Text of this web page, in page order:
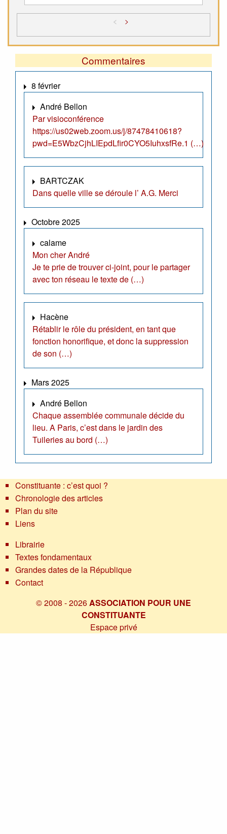
< >
Commentaires
8 février
André Bellon
Par visioconférence
https://us02web.zoom.us/j/87478410618?
pwd=E5WbzCjhLIEpdLfir0CYO5IuhxsfRe.1 (…)
BARTCZAK
Dans quelle ville se déroule l’ A.G. Merci
Octobre 2025
calame
Mon cher André
Je te prie de trouver ci-joint, pour le partager
avec ton réseau le texte de (…)
Hacène
Rétablir le rôle du président, en tant que
fonction honorifique, et donc la suppression
de son (…)
Mars 2025
André Bellon
Chaque assemblée communale décide du
lieu. A Paris, c’est dans le jardin des
Tuileries au bord (…)
Constituante : c’est quoi ?
Chronologie des articles
Plan du site
Liens
Librairie
Textes fondamentaux
Grandes dates de la République
Contact
© 2008 - 2026ASSOCIATION POUR UNE
CONSTITUANTE
Espace privé